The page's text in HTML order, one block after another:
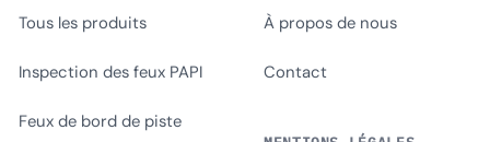
Tous les produits
Inspection des feux PAPI
Feux de bord de piste
À propos de nous
Contact